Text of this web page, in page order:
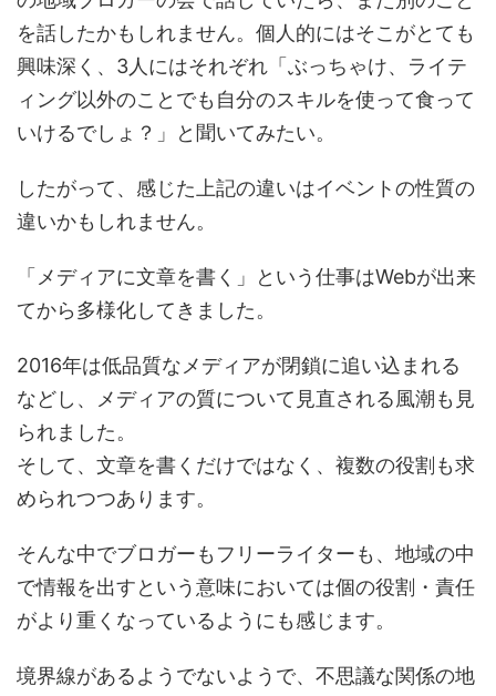
を話したかもしれません。個人的にはそこがとても
興味深く、3人にはそれぞれ「ぶっちゃけ、ライテ
ィング以外のことでも自分のスキルを使って食って
いけるでしょ？」と聞いてみたい。
したがって、感じた上記の違いはイベントの性質の
違いかもしれません。
「メディアに文章を書く」という仕事はWebが出来
てから多様化してきました。
2016年は低品質なメディアが閉鎖に追い込まれる
などし、メディアの質について見直される風潮も見
られました。
そして、文章を書くだけではなく、複数の役割も求
められつつあります。
そんな中でブロガーもフリーライターも、地域の中
で情報を出すという意味においては個の役割・責任
がより重くなっているようにも感じます。
境界線があるようでないようで、不思議な関係の地